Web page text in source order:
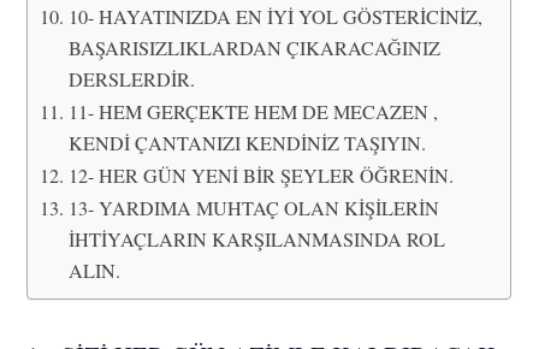
10- HAYATINIZDA EN İYİ YOL GÖSTERİCİNİZ,
BAŞARISIZLIKLARDAN ÇIKARACAĞINIZ
DERSLERDİR.
11- HEM GERÇEKTE HEM DE MECAZEN ,
KENDİ ÇANTANIZI KENDİNİZ TAŞIYIN.
12- HER GÜN YENİ BİR ŞEYLER ÖĞRENİN.
13- YARDIMA MUHTAÇ OLAN KİŞİLERİN
İHTİYAÇLARIN KARŞILANMASINDA ROL
ALIN.